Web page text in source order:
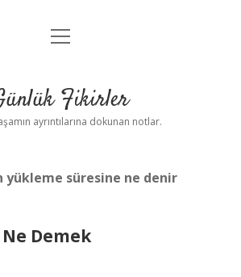
Anasayfa
Yasal Uyarı
menüyü
Fikirler
ayrıntılarına dokunan notlar.
yükleme süresine ne denir
Demek